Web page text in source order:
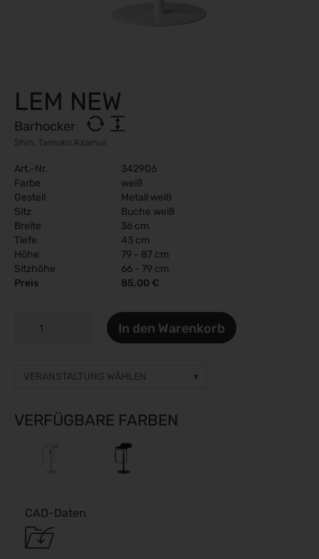
LEM NEW
Barhocker
Shin, Tamoko Azamui
Art.-Nr.
342906
Farbe
weiß
Gestell
Metall weiß
Sitz
Buche weiß
Breite
36 cm
Tiefe
43 cm
Höhe
79 - 87 cm
Sitzhöhe
66 - 79 cm
Preis
85,00 €
In den Warenkorb
VERANSTALTUNG WÄHLEN
Preise auf Anfrage
26.08.2026 - 30.08.2026
Caravan Salon 2026
28.08.2026 - 06.09.2026
SMM 2026
VERFÜGBARE FARBEN
CAD-Daten